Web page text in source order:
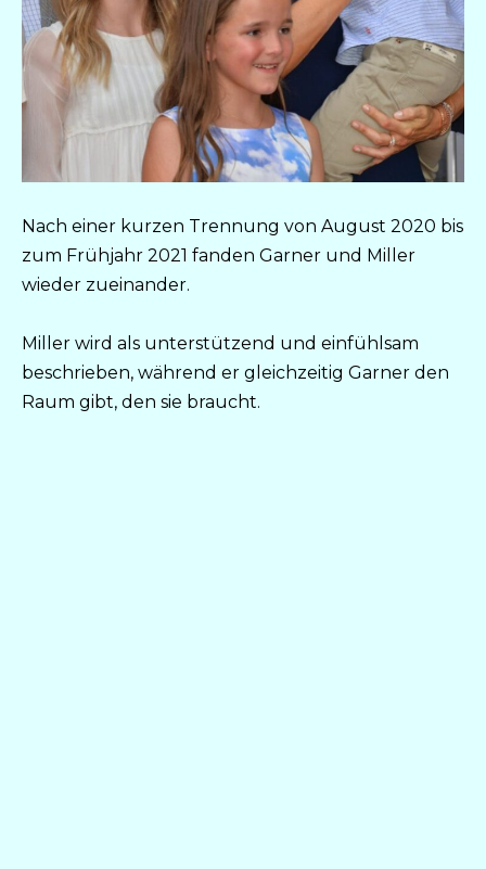
Nach einer kurzen Trennung von August 2020 bis
zum Frühjahr 2021 fanden Garner und Miller
wieder zueinander.
Miller wird als unterstützend und einfühlsam
beschrieben, während er gleichzeitig Garner den
Raum gibt, den sie braucht.